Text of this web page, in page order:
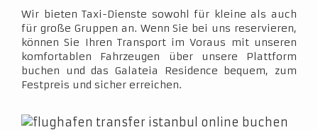
Wir bieten Taxi-Dienste sowohl für kleine als auch
für große Gruppen an. Wenn Sie bei uns reservieren,
können Sie Ihren Transport im Voraus mit unseren
komfortablen Fahrzeugen über unsere Plattform
buchen und das Galateia Residence bequem, zum
Festpreis und sicher erreichen.